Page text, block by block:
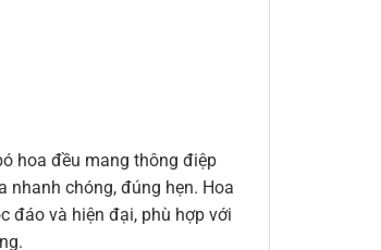
hoa đều mang thông điệp
nhanh chóng, đúng hẹn. Hoa
đáo và hiện đại, phù hợp với